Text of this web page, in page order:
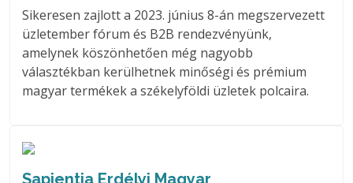
Sikeresen zajlott a 2023. június 8-án megszervezett
üzletember fórum és B2B rendezvényünk,
amelynek köszönhetően még nagyobb
választékban kerülhetnek minőségi és prémium
magyar termékek a székelyföldi üzletek polcaira.
Sapientia Erdélyi Magyar